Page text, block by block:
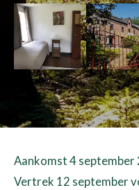
Aankomst 4 september
Vertrek 12 september